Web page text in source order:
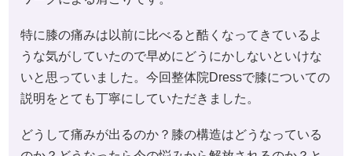
特に膝の痛みは以前に比べると酷くなってきているよ
うな気がしていたので早めにどうにかしないといけな
いと思っていました。今回整体院Dressで膝についての
説明をとても丁寧にしていただきました。
どうして痛みが出るのか？膝の構造はどうなっている